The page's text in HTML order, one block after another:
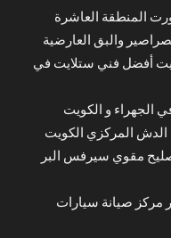
والبق العارضية
أفضل فني ستلايت في
الجهراء و الكويت
المركزي الكويت
مقوي سيرفس البر
مركز صيانة سيارات